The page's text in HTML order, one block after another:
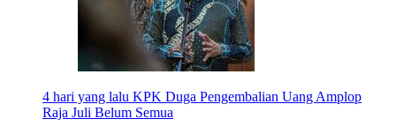
4 hari yang lalu KPK Duga Pengembalian Uang Amplop
Raja Juli Belum Semua